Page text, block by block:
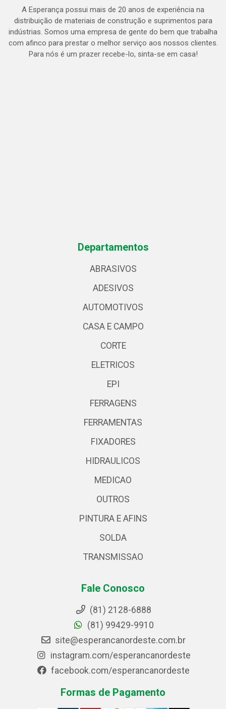
A Esperança possui mais de 20 anos de experiência na
distribuição de materiais de construção e suprimentos para
indústrias. Somos uma empresa de gente do bem que trabalha
com afinco para prestar o melhor serviço aos nossos clientes.
Para nós é um prazer recebe-lo, sinta-se em casa!
Departamentos
ABRASIVOS
ADESIVOS
AUTOMOTIVOS
CASA E CAMPO
CORTE
ELETRICOS
EPI
FERRAGENS
FERRAMENTAS
FIXADORES
HIDRAULICOS
MEDICAO
OUTROS
PINTURA E AFINS
SOLDA
TRANSMISSAO
Fale Conosco
(81) 2128-6888
(81) 99429-9910
site@esperancanordeste.com.br
instagram.com/esperancanordeste
facebook.com/esperancanordeste
Formas de Pagamento